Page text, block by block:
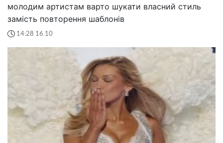
молодим артистам варто шукати власний стиль
замість повторення шаблонів
14:28 16.10